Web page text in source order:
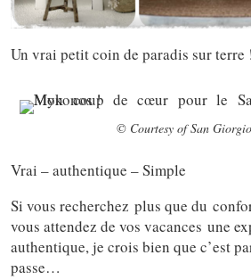
Un vrai petit coin de paradis sur terre !
© Courtesy of San
Vrai – authentique – Simple
Si vous recherchez plus que du
vous attendez de vos vacances une
authentique, je crois bien que c’est
passe…